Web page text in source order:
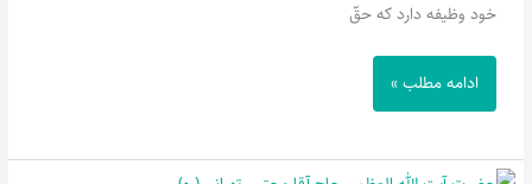
خود وظیفه دارد که حقّ
ادامه مطلب »